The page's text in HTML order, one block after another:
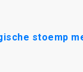
stoemp